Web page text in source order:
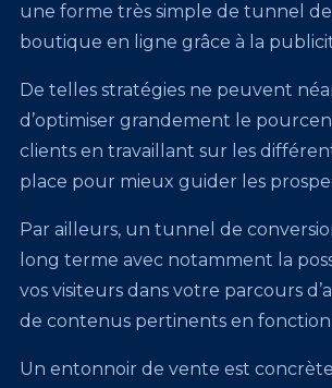
une forme très simple de tunnel
boutique en ligne grâce à la
De telles stratégies ne peuvent
d’optimiser grandement le
clients en travaillant sur les
place pour mieux guider les
Par ailleurs, un tunnel de
long terme avec notamment la
vos visiteurs dans votre parcours
de contenus pertinents en fonction
Un entonnoir de vente est